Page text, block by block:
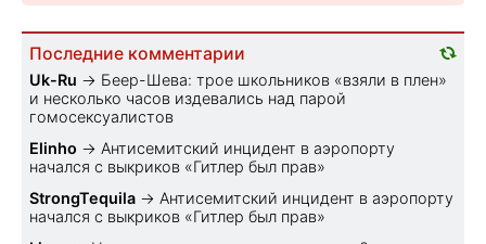
Последние комментарии
Uk-Ru → Беер-Шева: трое школьников «взяли в плен»
и несколько часов издевались над парой
гомосексуалистов
Elinho → Антисемитский инцидент в аэропорту
начался с выкриков «Гитлер был прав»
StrongTequila → Антисемитский инцидент в аэропорту
начался с выкриков «Гитлер был прав»